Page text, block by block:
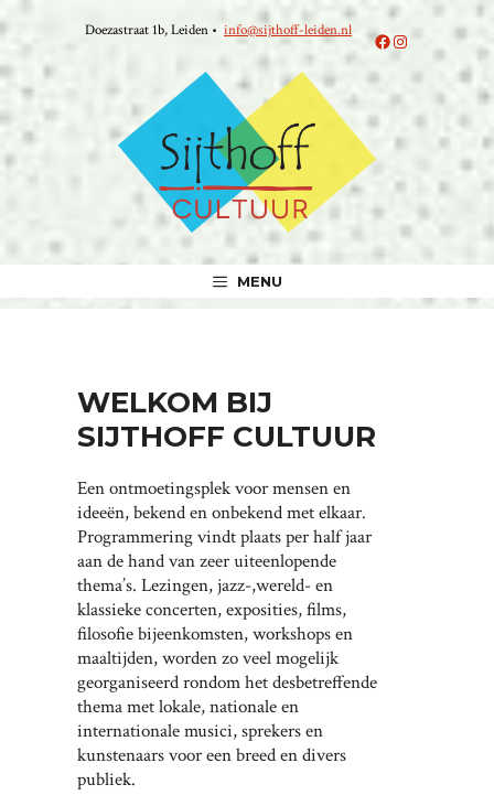
naar
de
inhoud
Doezastraat 1b, Leiden • info@sijthoff-leiden.nl Facebook
Instagram
MENU
WELKOM BIJ
SIJTHOFF CULTUUR
Een ontmoetingsplek voor mensen en
ideeën, bekend en onbekend met elkaar.
Programmering vindt plaats per half jaar
aan de hand van zeer uiteenlopende
thema’s. Lezingen, jazz-,wereld- en
klassieke concerten, exposities, films,
filosofie bijeenkomsten, workshops en
maaltijden, worden zo veel mogelijk
georganiseerd rondom het desbetreffende
thema met lokale, nationale en
internationale musici, sprekers en
kunstenaars voor een breed en divers
publiek.